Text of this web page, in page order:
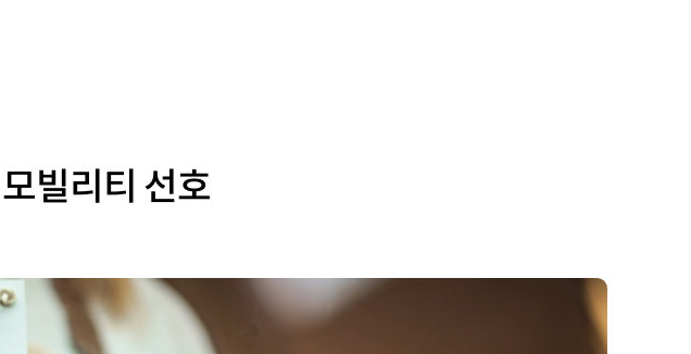
빌리티 선호